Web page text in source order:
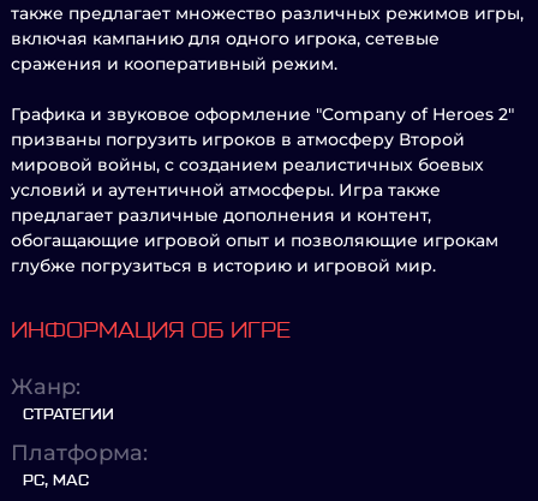
также предлагает множество различных режимов игры,
включая кампанию для одного игрока, сетевые
сражения и кооперативный режим.
Графика и звуковое оформление "Company of Heroes 2"
призваны погрузить игроков в атмосферу Второй
мировой войны, с созданием реалистичных боевых
условий и аутентичной атмосферы. Игра также
предлагает различные дополнения и контент,
обогащающие игровой опыт и позволяющие игрокам
глубже погрузиться в историю и игровой мир.
ИНФОРМАЦИЯ ОБ ИГРЕ
Жанр:
СТРАТЕГИИ
Платформа:
PC, MAC